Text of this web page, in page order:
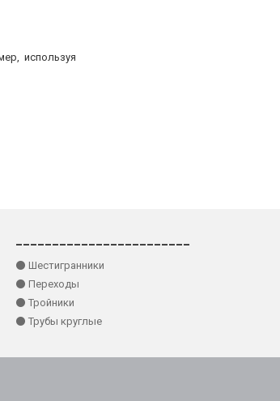
используя
⚫ Шестигранники
⚫ Переходы
⚫ Тройники
⚫ Трубы круглые